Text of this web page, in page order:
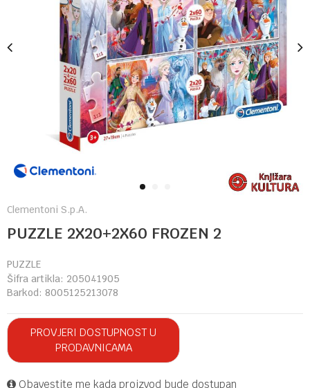
1
Clementoni S.p.A.
PUZZLE 2X20+2X60 FROZEN 2
PUZZLE
Šifra artikla: 205041905
Barkod: 8005125213078
PROVJERI DOSTUPNOST U
PRODAVNICAMA
Obavestite me kada proizvod bude dostupan